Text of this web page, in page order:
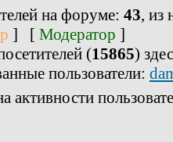
на форуме: 43, из
] [ Модератор ]
(15865)
пользователи:
активности